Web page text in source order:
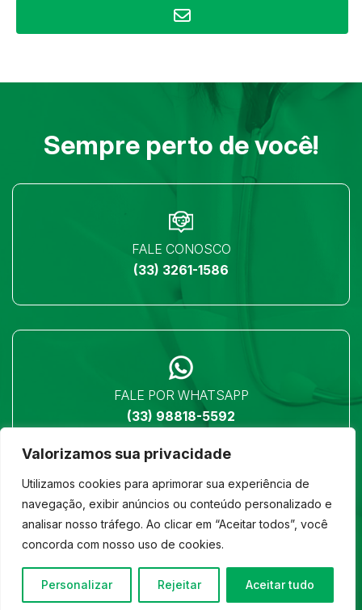
Valorizamos sua privacidade
Utilizamos cookies para aprimorar sua experiência de
navegação, exibir anúncios ou conteúdo personalizado e
analisar nosso tráfego. Ao clicar em “Aceitar todos”, você
concorda com nosso uso de cookies.
Personalizar Rejeitar Aceitar tudo
Sempre perto de você!
FALE CONOSCO
(33) 3261-1586
FALE POR WHATSAPP
(33) 98818-5592
LOCALIZAÇÃO